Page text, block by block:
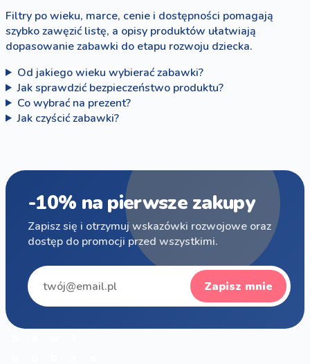
Filtry po wieku, marce, cenie i dostępności pomagają
szybko zawęzić listę, a opisy produktów ułatwiają
dopasowanie zabawki do etapu rozwoju dziecka.
Od jakiego wieku wybierać zabawki?
Jak sprawdzić bezpieczeństwo produktu?
Co wybrać na prezent?
Jak czyścić zabawki?
-10% na pierwsze zakupy
Zapisz się i otrzymuj wskazówki rozwojowe oraz
dostęp do promocji przed wszystkimi.
Zapisz mnie